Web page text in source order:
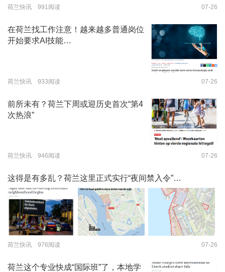
荷兰快讯 991阅读 07-26
在荷兰找工作注意！越来越多普通岗位
开始要求AI技能…
荷兰快讯 933阅读 07-26
前所未有？荷兰下周或迎历史首次“第4
次热浪”
荷兰快讯 946阅读 07-26
这得是有多乱？荷兰这里正式实行“夜间禁入令”…
荷兰快讯 976阅读 07-26
荷兰这个专业快成“国际班”了，本地学